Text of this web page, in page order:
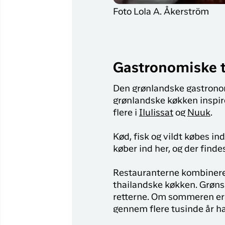
Foto Lola A. Åkerström
Gastronomiske
Den grønlandske
grønlandske køkken
flere i Ilulissatog Nuuk.
Kød, fisk og vildt købes
køber ind her, og der
Restauranterne
thailandske køkken.
retterne. Om sommeren
gennem flere tusinde år